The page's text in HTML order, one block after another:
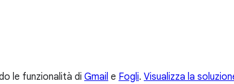
le funzionalità di Gmail e Fogli. Visualizza la